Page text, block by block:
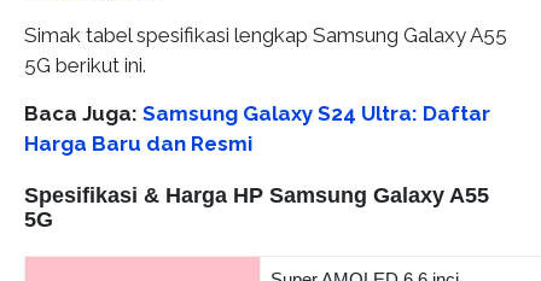
Simak tabel spesifikasi lengkap Samsung Galaxy A55
5G berikut ini.
Baca Juga: Samsung Galaxy S24 Ultra: Daftar
Harga Baru dan Resmi
Spesifikasi & Harga HP Samsung Galaxy A55
5G